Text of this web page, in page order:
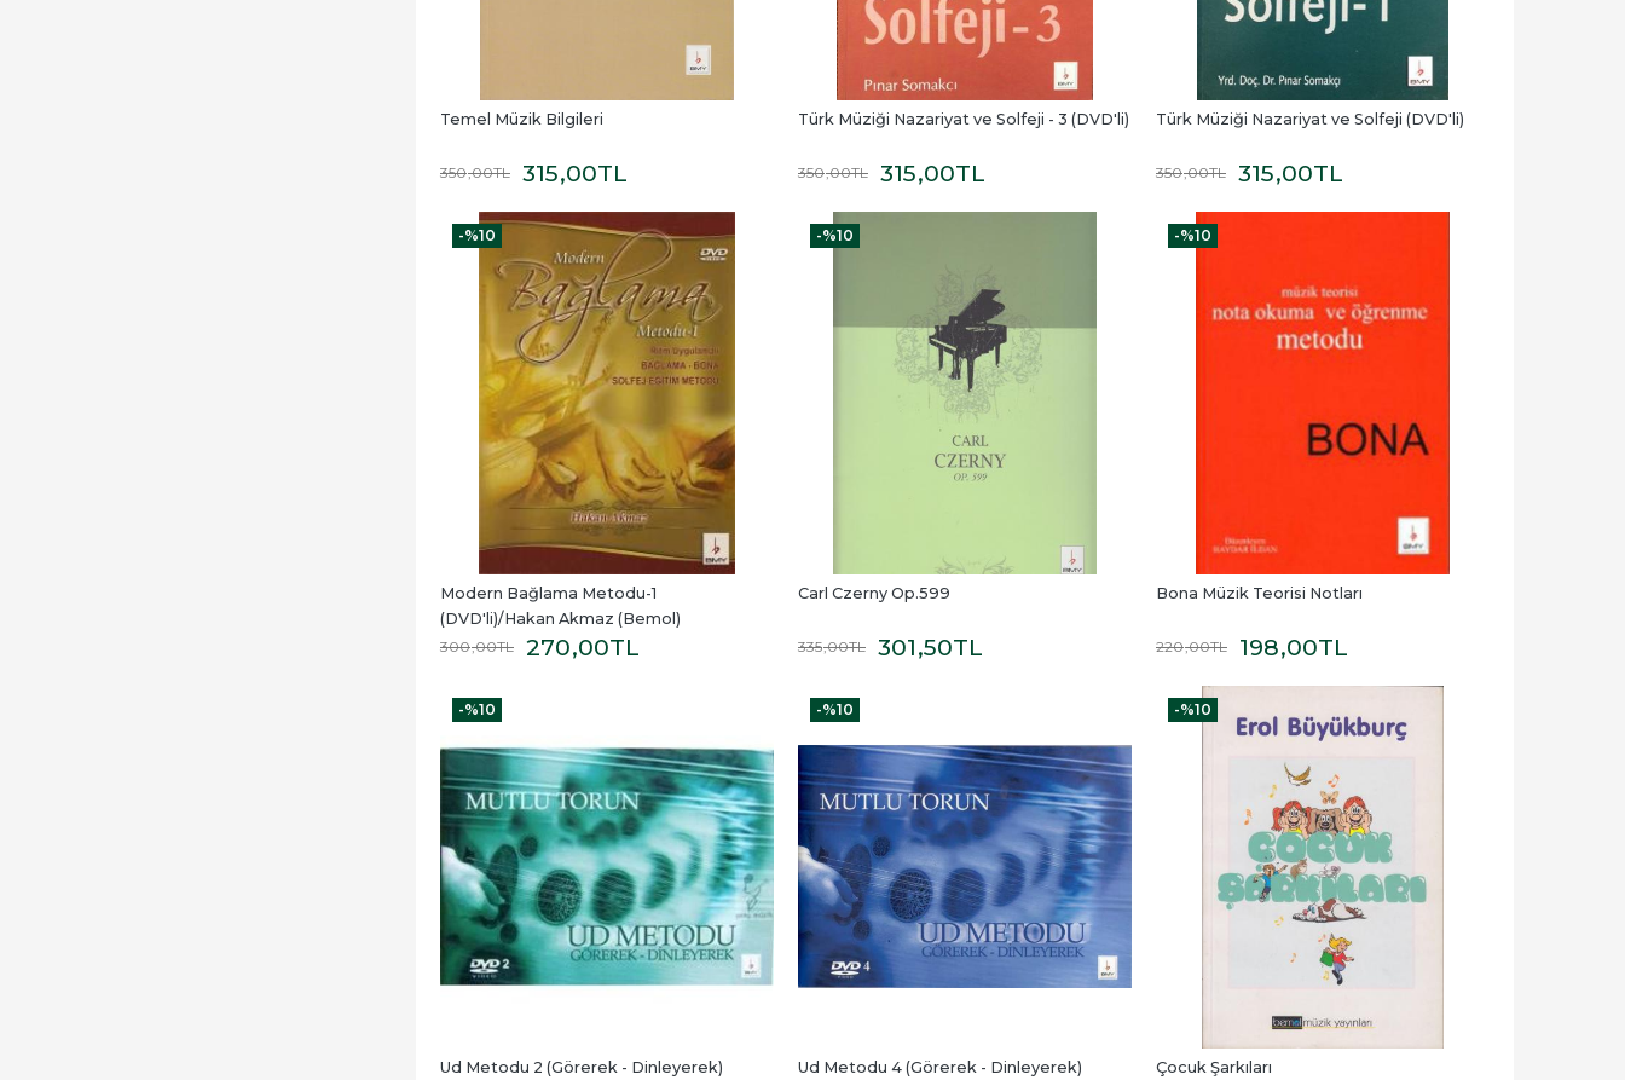
Temel Müzik Bilgileri
350,00TL 315,00TL
Türk Müziği Nazariyat ve Solfeji - 3 (DVD'li)
350,00TL 315,00TL
Türk Müziği Nazariyat ve Solfeji (DVD'li)
350,00TL 315,00TL
-%10
Modern Bağlama Metodu-1
(DVD'li)/Hakan Akmaz (Bemol)
300,00TL 270,00TL
-%10
Carl Czerny Op.599
335,00TL 301,50TL
-%10
Bona Müzik Teorisi Notları
220,00TL 198,00TL
-%10
Ud Metodu 2 (Görerek - Dinleyerek)
-%10
Ud Metodu 4 (Görerek - Dinleyerek)
-%10
Çocuk Şarkıları